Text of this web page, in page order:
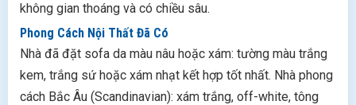
không gian thoáng và có chiều sâu.
Phong Cách Nội Thất Đã Có
Nhà đã đặt sofa da màu nâu hoặc xám: tường màu trắng
kem, trắng sứ hoặc xám nhạt kết hợp tốt nhất. Nhà phong
cách Bắc Âu (Scandinavian): xám trắng, off-white, tông